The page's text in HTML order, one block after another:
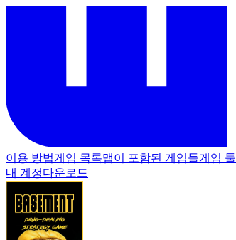
이용 방법게임 목록맵이 포함된 게임들게임 툴
내 계정다운로드